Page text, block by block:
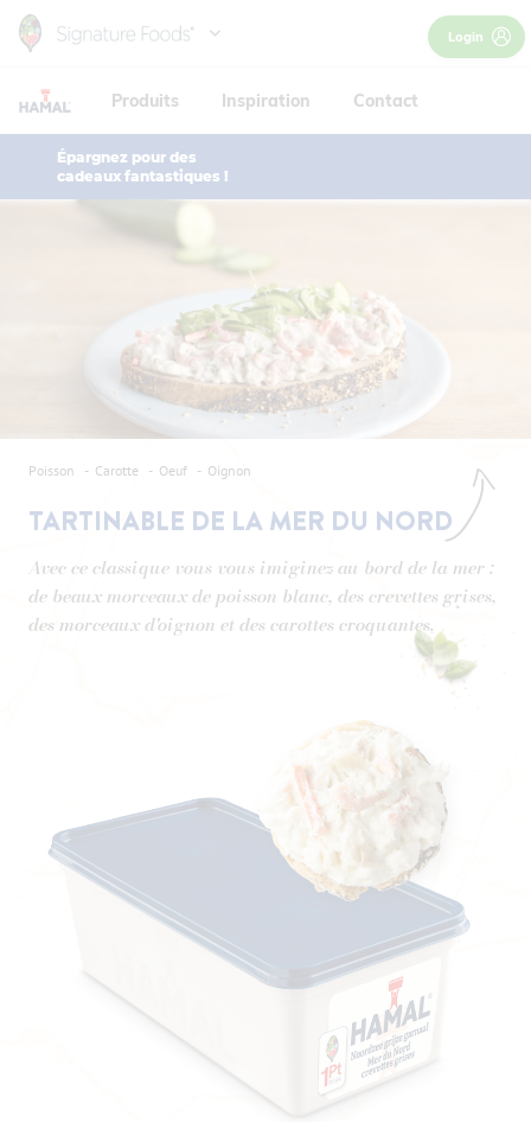
Skip
content
Login
Produits Inspiration Contact
Épargnez pour des
cadeaux fantastiques !
Poisson Carotte Oeuf Oignon
TARTINABLE DE LA MER DU NORD
Avec ce classique vous vous imiginez au bord de la mer :
de beaux morceaux de poisson blanc, des crevettes grises,
des morceaux d'oignon et des carottes croquantes.